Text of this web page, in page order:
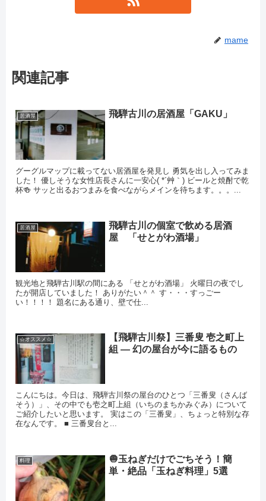
mame
関連記事
居酒屋 飛騨古川の居酒屋「GAKU」
グーグルマップに載ってない居酒屋を発見し 勇気を出し入ってみま
した！ 優しそうな女性店長さんに一安心( *´艸｀) ビールと焼酎で乾
杯🍻 サッと出るおつまみを食べながらメインを待ちます。。。...
居酒屋
飛騨古川の個室で飲める居酒
屋 「せとがわ酒場」
観光地と飛騨古川駅の間にある 「せとがわ酒場」 火曜日の夜でし
たが開店していました！ ありがたい＾＾ す・・・すっごー
い！！！！ 題名にある通り、壁で仕...
☆オススメ☆
【飛騨古川祭】三番叟 壱之町上
組 ― 幻の屋台が今に語るもの
こんにちは。今日は、飛騨古川祭の屋台のひとつ「三番叟（さんば
そう）」、その中でも壱之町上組（いちのまちかみぐみ）について
ご紹介したいと思います。 実はこの「三番叟」、ちょっと特別な存
在なんです。 ■ 三番叟台と...
料理
🧅玉ねぎだけでごちそう！簡
単・絶品「玉ねぎ料理」5選